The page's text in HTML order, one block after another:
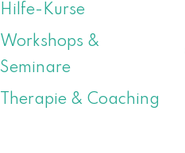
Hilfe-Kurse
Workshops &
Seminare
Therapie & Coaching